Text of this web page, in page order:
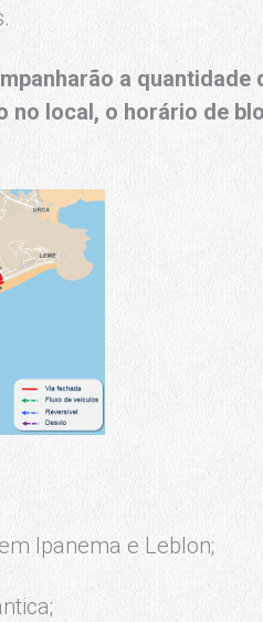
a quantidade
no local, o horário de
Ipanema e Leblon;